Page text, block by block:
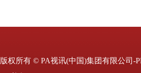
版权所有 © PA视讯(中国)集团有限公司-